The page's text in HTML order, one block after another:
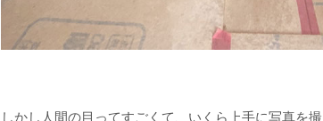
しかし人間の目ってすごくて、いくら上手に写真を